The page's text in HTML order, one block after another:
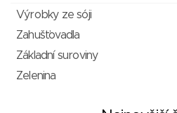
Výrobky ze sóji
Zahušťovadla
Základní suroviny
Zelenina